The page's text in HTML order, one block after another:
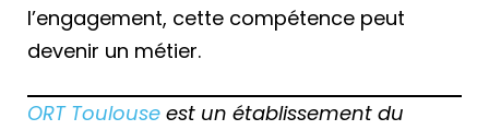
l’engagement, cette compétence peut
devenir un métier.
ORT Toulouse est un établissement du